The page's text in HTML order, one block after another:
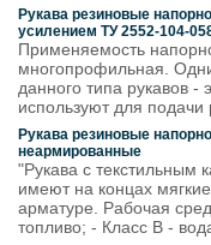
Рукава резиновые
усилением ТУ 2552-104-
Применяемость
многопрофильная.
данного типа рукавов -
используют для
Рукава резиновые
неармированные
"Рукава с текстильным
имеют на концах
арматуре. Рабочая
топливо; - Класс В -